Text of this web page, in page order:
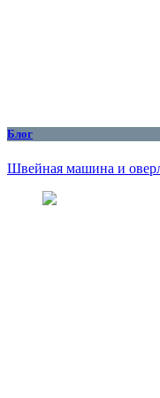
Блог
Швейная машина и